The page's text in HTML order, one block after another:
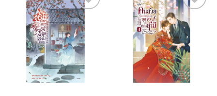
Add to
Wishlist
Add to
Wishlist